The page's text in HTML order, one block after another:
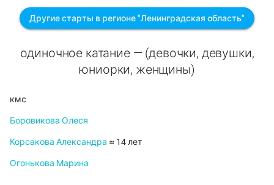
Другие старты в регионе "Ленинградская область"
одиночное катание — (девочки, девушки,
юниорки, женщины)
кмс
Боровикова Олеся
Корсакова Александра ≈ 14 лет
Огонькова Марина